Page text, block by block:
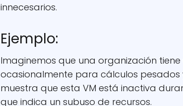
innecesarios.
Ejemplo:
Imaginemos que una organización tiene
ocasionalmente para cálculos pesados
muestra que esta VM está inactiva
que indica un subuso de recursos.